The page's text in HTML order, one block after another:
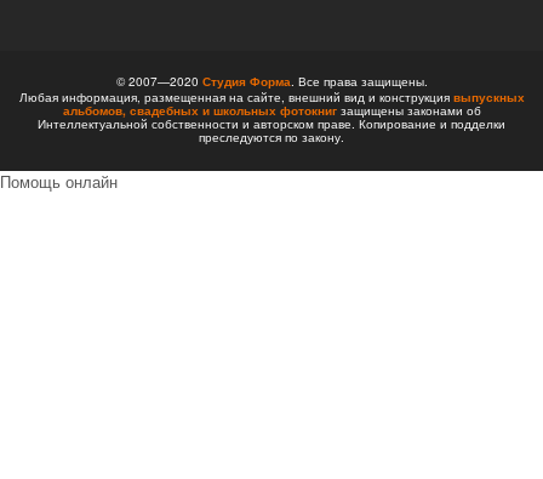
© 2007—2020 Студия Форма . Все права защищены.
Любая информация, размещенная на сайте, внешний вид и конструкция выпускных
альбомов, свадебных и школьных фотокнигзащищены законами об
Интеллектуальной собственности и авторском праве. Копирование и подделки
преследуются по закону.
Помощь онлайн